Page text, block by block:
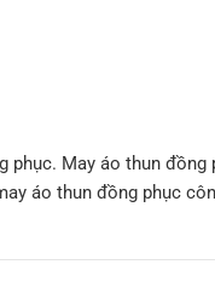
May áo thun đồng
áo thun đồng phục